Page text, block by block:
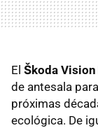
El Škoda Vision
de antesala
próximas
ecológica. De